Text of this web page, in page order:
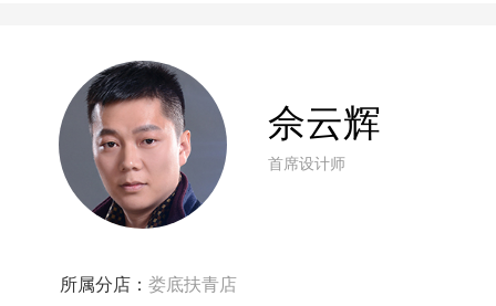
佘云辉
首席设计师
所属分店： 娄底扶青店